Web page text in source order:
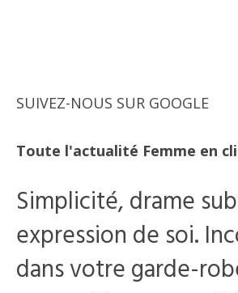
SUIVEZ-NOUS SUR GOOGLE
Toute l'actualité Femme en
Simplicité, drame
expression de soi.
dans votre garde-